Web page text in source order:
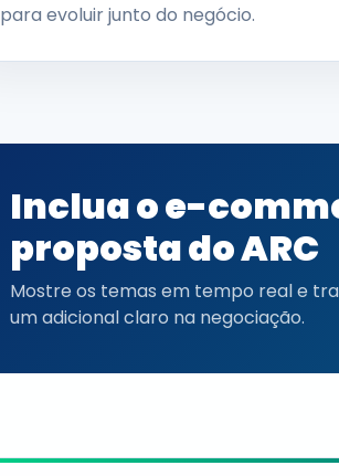
para evoluir junto do negócio.
Inclua o e-
proposta do ARC
Mostre os temas em tempo real e
um adicional claro na negociação.